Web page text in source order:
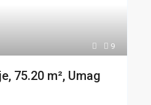
9
75.20 m², Umag